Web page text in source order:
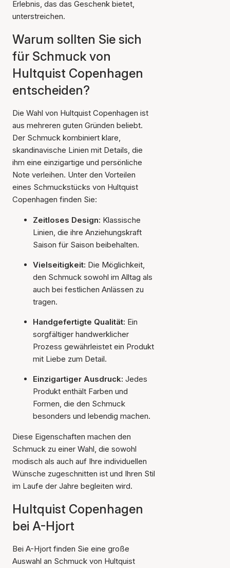
Erlebnis, das das Geschenk bietet,
unterstreichen.
Warum sollten Sie sich
für Schmuck von
Hultquist Copenhagen
entscheiden?
Die Wahl von Hultquist Copenhagen ist
aus mehreren guten Gründen beliebt.
Der Schmuck kombiniert klare,
skandinavische Linien mit Details, die
ihm eine einzigartige und persönliche
Note verleihen. Unter den Vorteilen
eines Schmuckstücks von Hultquist
Copenhagen finden Sie:
Zeitloses Design: Klassische
Linien, die ihre Anziehungskraft
Saison für Saison beibehalten.
Vielseitigkeit: Die Möglichkeit,
den Schmuck sowohl im Alltag als
auch bei festlichen Anlässen zu
tragen.
Handgefertigte Qualität: Ein
sorgfältiger handwerklicher
Prozess gewährleistet ein Produkt
mit Liebe zum Detail.
Einzigartiger Ausdruck: Jedes
Produkt enthält Farben und
Formen, die den Schmuck
besonders und lebendig machen.
Diese Eigenschaften machen den
Schmuck zu einer Wahl, die sowohl
modisch als auch auf Ihre individuellen
Wünsche zugeschnitten ist und Ihren Stil
im Laufe der Jahre begleiten wird.
Hultquist Copenhagen
bei A-Hjort
Bei A-Hjort finden Sie eine große
Auswahl an Schmuck von Hultquist